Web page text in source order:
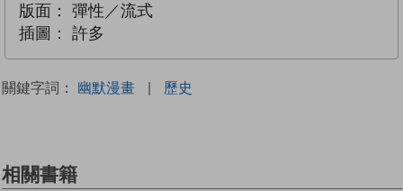
版面：
彈性／流式
插圖：
許多
關鍵字詞： 幽默漫畫 | 歷史
相關書籍